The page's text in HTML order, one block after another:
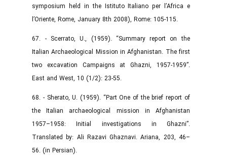
symposium held in the Istituto Italiano per l’Africa e
l’Oriente, Rome, January 8th 2008), Rome: 105-115.
67. - Scerrato, U., (1959). “Summary report on the
Italian Archaeological Mission in Afghanistan. The first
two excavation Campaigns at Ghazni, 1957-1959”.
East and West, 10 (1/2): 23-55.
68. - Sherato, U. (1959). “Part One of the brief report of
the Italian archaeological mission in Afghanistan
1957–1958: Initial investigations in Ghazni”.
Translated by: Ali Razavi Ghaznavi. Ariana, 203, 46–
56. (in Persian).